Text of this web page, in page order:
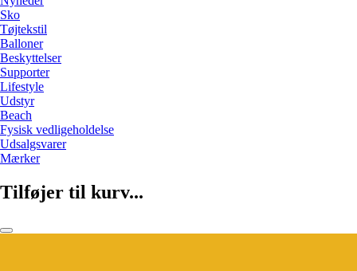
Sko
Tøjtekstil
Balloner
Beskyttelser
Supporter
Lifestyle
Udstyr
Beach
Fysisk vedligeholdelse
Udsalgsvarer
Mærker
Tilføjer til kurv...